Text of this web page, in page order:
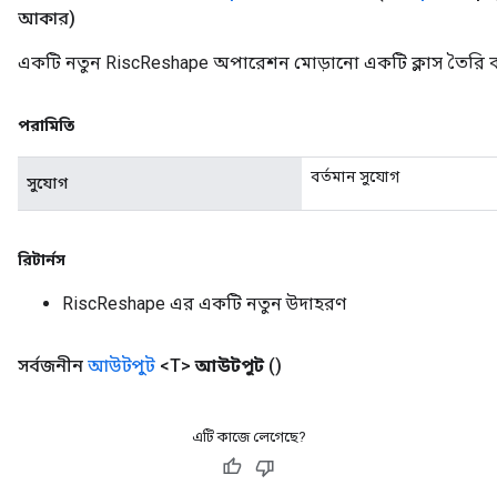
আকার)
একটি নতুন RiscReshape অপারেশন মোড়ানো একটি ক্লাস তৈরি
পরামিতি
সুযোগ বর্তমান সুযোগ
রিটার্নস
RiscReshape এর একটি নতুন উদাহরণ
সর্বজনীন আউটপুট <T> আউটপুট ()
এটি কাজে লেগেছে?